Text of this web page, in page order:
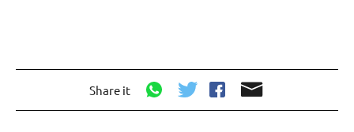
Share it